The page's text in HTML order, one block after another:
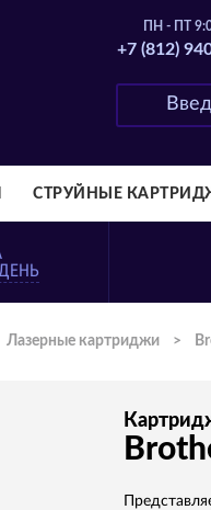
ПН - ПТ
+7 (812)
СТРУЙНЫЕ
Лазерные картриджи >